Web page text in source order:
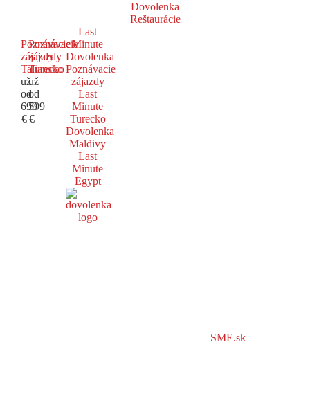
Dovolenka
Reštaurácie
Poznávacie
zájazdy
Taliansko
už
od
699
€
Poznávacie
zájazdy
Turecko
už
od
599
€
Last
Minute
Dovolenka
Poznávacie
zájazdy
Last
Minute
Turecko
Dovolenka
Maldivy
Last
Minute
Egypt
SME.sk